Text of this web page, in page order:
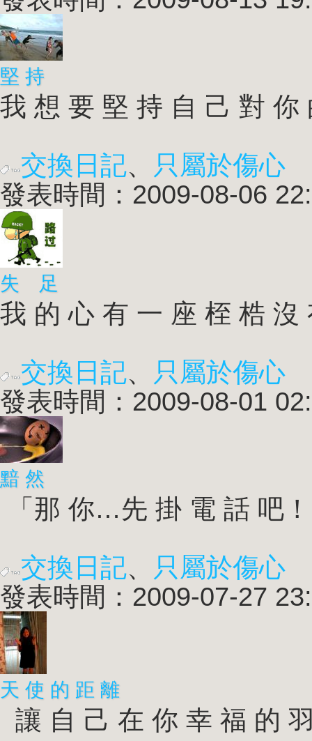
堅 持
我 想 要 堅 持 自 己 對 你
交換日記、
只屬於傷心
發表時間：2009-08-06
失 足
我 的 心 有 一 座 桎 梏 沒
交換日記、
只屬於傷心
發表時間：2009-08-01
黯 然
「那 你…先 掛 電 話 吧
交換日記、
只屬於傷心
發表時間：2009-07-27
天 使 的 距 離
讓 自 己 在 你 幸 福 的